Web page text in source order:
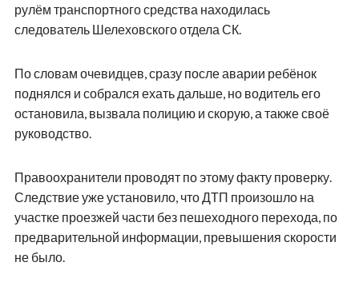
рулём транспортного средства находилась
следователь Шелеховского отдела СК.
По словам очевидцев, сразу после аварии ребёнок
поднялся и собрался ехать дальше, но водитель его
остановила, вызвала полицию и скорую, а также своё
руководство.
Правоохранители проводят по этому факту проверку.
Следствие уже установило, что ДТП произошло на
участке проезжей части без пешеходного перехода, по
предварительной информации, превышения скорости
не было.